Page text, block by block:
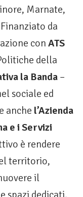
Marnate,
da
conATS
della
la Banda–
sociale ed
anche l’Azienda
e i Servizi
è rendere
territorio,
il